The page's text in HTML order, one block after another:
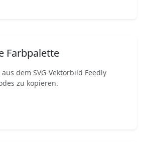
Farbpalette
dem SVG-Vektorbild Feedly
zu kopieren.